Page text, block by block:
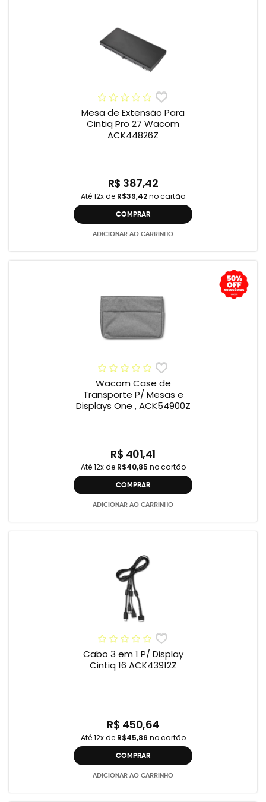
Mesa de Extensão Para
Cintiq Pro 27 Wacom
ACK44826Z
R$ 387,42
Até 12x de R$39,42no cartão
COMPRAR
ADICIONAR AO CARRINHO
Wacom Case de
Transporte P/ Mesas e
Displays One , ACK54900Z
R$ 401,41
Até 12x de R$40,85 no cartão
COMPRAR
ADICIONAR AO CARRINHO
Cabo 3 em 1 P/ Display
Cintiq 16 ACK43912Z
R$ 450,64
Até 12x de R$45,86 no cartão
COMPRAR
ADICIONAR AO CARRINHO